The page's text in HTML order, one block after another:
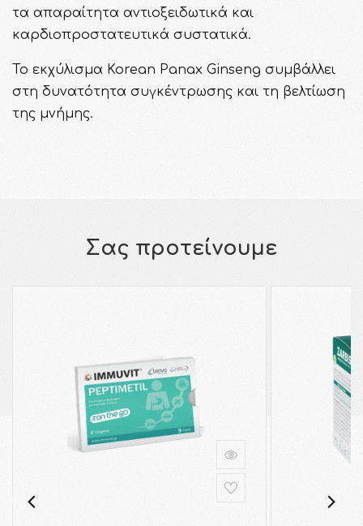
τα απαραίτητα αντιοξειδωτικά και
καρδιοπροστατευτικά συστατικά.
Το εκχύλισμα Korean Panax Ginseng συμβάλλει
στη δυνατότητα συγκέντρωσης και τη βελτίωση
της μνήμης.
Σας προτείνουμε